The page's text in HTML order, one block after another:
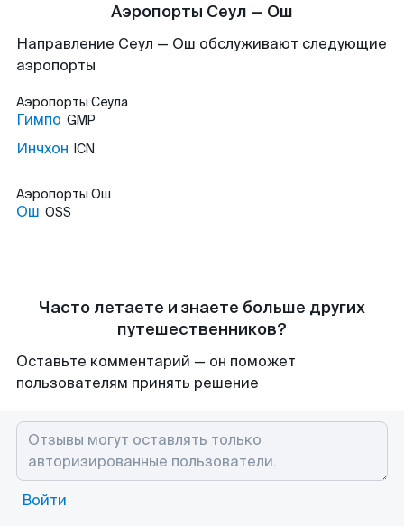
Аэропорты Сеул — Ош
Направление Сеул — Ош обслуживают следующие
аэропорты
Аэропорты Сеула
Гимпо GMP
Инчхон ICN
Аэропорты Ош
Ош OSS
Часто летаете и знаете больше других
путешественников?
Оставьте комментарий — он поможет
пользователям принять решение
Войти